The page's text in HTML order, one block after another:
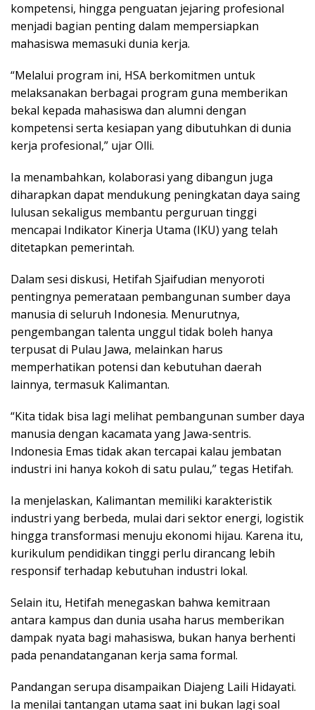
kompetensi, hingga penguatan jejaring profesional
menjadi bagian penting dalam mempersiapkan
mahasiswa memasuki dunia kerja.
“Melalui program ini, HSA berkomitmen untuk
melaksanakan berbagai program guna memberikan
bekal kepada mahasiswa dan alumni dengan
kompetensi serta kesiapan yang dibutuhkan di dunia
kerja profesional,” ujar Olli.
Ia menambahkan, kolaborasi yang dibangun juga
diharapkan dapat mendukung peningkatan daya saing
lulusan sekaligus membantu perguruan tinggi
mencapai Indikator Kinerja Utama (IKU) yang telah
ditetapkan pemerintah.
Dalam sesi diskusi, Hetifah Sjaifudian menyoroti
pentingnya pemerataan pembangunan sumber daya
manusia di seluruh Indonesia. Menurutnya,
pengembangan talenta unggul tidak boleh hanya
terpusat di Pulau Jawa, melainkan harus
memperhatikan potensi dan kebutuhan daerah
lainnya, termasuk Kalimantan.
“Kita tidak bisa lagi melihat pembangunan sumber daya
manusia dengan kacamata yang Jawa-sentris.
Indonesia Emas tidak akan tercapai kalau jembatan
industri ini hanya kokoh di satu pulau,” tegas Hetifah.
Ia menjelaskan, Kalimantan memiliki karakteristik
industri yang berbeda, mulai dari sektor energi, logistik
hingga transformasi menuju ekonomi hijau. Karena itu,
kurikulum pendidikan tinggi perlu dirancang lebih
responsif terhadap kebutuhan industri lokal.
Selain itu, Hetifah menegaskan bahwa kemitraan
antara kampus dan dunia usaha harus memberikan
dampak nyata bagi mahasiswa, bukan hanya berhenti
pada penandatanganan kerja sama formal.
Pandangan serupa disampaikan Diajeng Laili Hidayati.
Ia menilai tantangan utama saat ini bukan lagi soal